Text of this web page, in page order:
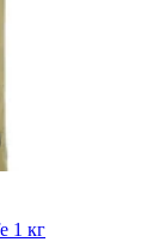
1 кг